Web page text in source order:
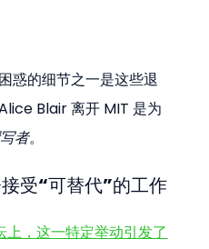
惑的细节之一是这些退
Blair 离开 MIT 是为
者。
受“可替代”的工作
，这一特定举动引发了